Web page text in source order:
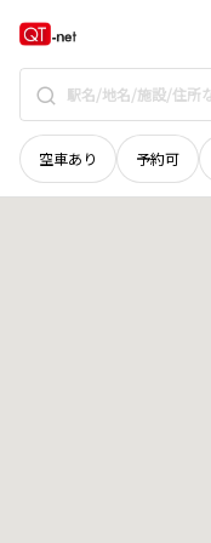
空車あり 予約可
広島県